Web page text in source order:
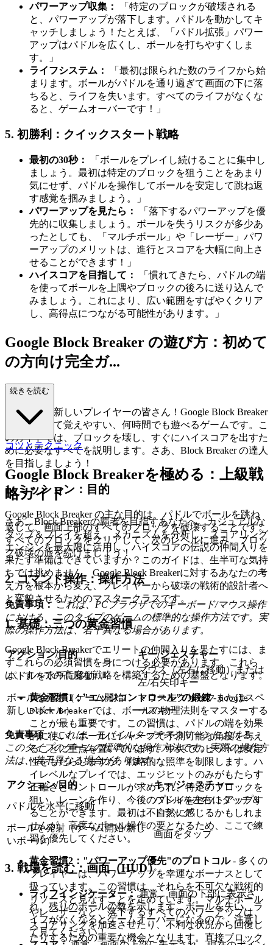
パワーアップ収集：
「特定のブロックが破壊される
と、パワーアップが落下します。パドルを動かしてキ
ャッチしましょう！たとえば、「パドル拡張」パワー
アップはパドルを広くし、ボールを打ちやすくしま
す。」
ライフシステム：
「最初は限られた数のライフから始
まります。ボールがパドルを通り過ぎて画面の下に落
ちると、ライフを失います。すべてのライフがなくな
ると、ゲームオーバーです！」
5. 初勝利：クイックスタート戦略
最初の30秒：
「ボールをプレイし続けることに集中し
ましょう。最初は特定のブロックを狙うことをあまり
気にせず、パドルを操作してボールを安定して跳ね返
す感覚を掴みましょう。」
パワーアップを見たら：
「落下するパワーアップを優
先的に収集しましょう。ボールを失うリスクが多少あ
ったとしても、「マルチボール」や「レーザー」パワ
ーアップのメリットは、進行とスコアを大幅に向上さ
せることができます！」
ハイスコアを目指して：
「慣れてきたら、パドルの端
を使ってボールを上隅やブロックの後ろに送り込んで
みましょう。これにより、広い範囲をすばやくクリア
し、高得点につながる可能性があります。」
Google Block Breaker の遊び方：初めて
の方向け完全ガ...
イド
ようこそ、新しいプレイヤーの皆さん！Google Block Breaker
は、楽しくて覚えやすい、何時間でも遊べるゲームです。こ
のガイドでは、ブロックを壊し、すぐにハイスコアを出すた
めに必要なすべてを説明します。さあ、Block Breaker の達人
を目指しましょう！
1. ミッション：目的
Google Block Breaker の主な目的は、パドルでボールを跳ね
返して、画面上部のすべてのブロックを破壊することです。
すべてのブロックをクリアして、次のレベルに進み、ブロッ
ク破壊の旅を続けましょう！
2. コマンド操作：操作方法
免責事項： これは、PCブラウザでのキーボード/マウス操作
における、このタイプのゲームの標準的な操作方法です。実
際の操作方法は、若干異なる場合があります。
アクション/目的 キー/ジェスチャー
パドルを水平に移動
マウス（左右に移動）または
左/右矢印キー
ボールを発射（ゲーム開始/
新しいボール）
マウス左クリックまたはスペ
ースキー
免責事項： これは、モバイルタッチスクリーンにおける、
このタイプのゲームの標準的な操作方法です。実際の操作方
法は、若干異なる場合があります。
アクション/目的 キー/ジェスチャー
パドルを水平に移動
パドルを左右にタッチ＆
ドラッグ
ボールを発射（ゲーム開始/新し
いボール）
画面をタップ
3. 戦場を読む：画面（HUD）
ライフインジケーター：通常、画面の下部に表示さ
れ、残りのボールの数を示します。ボールを失い、ラ
イフがなくなるとゲームオーバーになるので、注意し
て見てください！
続きを読む
コツとテクニック
Google Block Breakerを極める：上級戦
略ガイド
さあ、Block Breakerの覇者を目指すあなたへ。カジュアルな
タップ＆プレイを超え、メカニズムを分析し、スコアリング
エンジンを最大限に活用し、ハイスコアの伝説の仲間入りを
果たす準備はできていますか？このガイドは、生半可な気持
ちでは挑めません。Google Block Breakerに対するあなたの考
え方を根本から変え、プレイヤーから破壊の戦術的設計者へ
と変貌させるためのマスタークラスです。
1. 基礎：三つの黄金習慣
Google Block Breakerでエリートの仲間入りを果たすには、ま
ずこれらの必須習慣を身につける必要があります。これら
は、すべての高度な戦略を構築するための基盤となります。
黄金習慣1："エッジコントロール"の鍛錬-Google
Block Breakerでは、ボールの物理法則をマスターする
ことが最も重要です。この習慣は、パドルの端を効果
的に使い、ボールにシャープで予測可能な角度を与え
ることに重点を置いています。中央でのヒットは安定
性をもたらしますが、戦略的な照準を制限します。ハ
イレベルなプレイでは、エッジヒットのみがもたらす
正確さとコントロールが求められ、特定のブロックを
狙い、レーンを作り、今後のプレイをセットアップす
ることができます。最初は不自然に感じるかもしれま
せんが、高度なボール操作の要となるため、ここで練
習を優先してください。
黄金習慣2："パワーアップ優先"のプロトコル- 多くの
プレイヤーは、パワーアップを幸運なボーナスとして
扱っています。この習慣は、それらを不可欠な戦術的
リソースと見なすことを定めています。マルチボール
やレーザーなど、落下するすべてのパワーアップは、
スコアリングを加速させたり、不利な状況から回復し
たりするための重要な機会となります。直接ブロック